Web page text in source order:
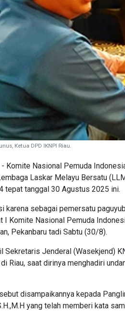
Ketua DPD IKNPI Riau.
- Komite Nasional Pemuda
Laskar Melayu Bersatu
tepat tanggal 30 Agustus 2025 ini.
karena sebagai pemersatu
I Komite Nasional Pemuda
Pekanbaru tadi Sabtu (30/8).
Sekretaris Jenderal (Wasekjend)
Riau, saat dirinya menghadiri
disampaikannya kepada
yang telah memberi kata